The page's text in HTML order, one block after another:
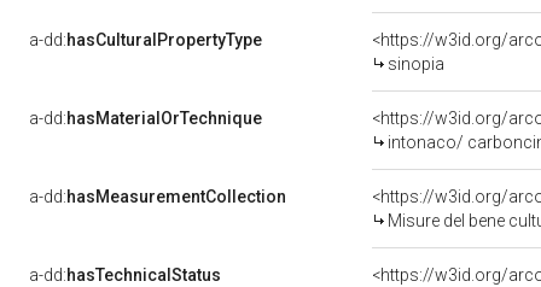
a-dd:hasCulturalPropertyType
<https://w3id.org/
sinopia
a-dd:hasMaterialOrTechnique
<https://w3id.org/
intonaco/
a-dd:hasMeasurementCollection
<https://w3id.org/
Misure del bene
a-dd:hasTechnicalStatus
<https://w3id.org/